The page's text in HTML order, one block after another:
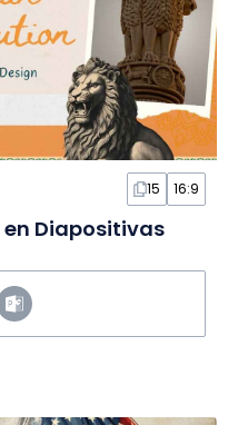
15 16:9
Diapositivas